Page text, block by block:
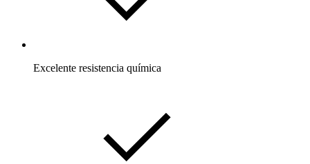
Excelente resistencia química